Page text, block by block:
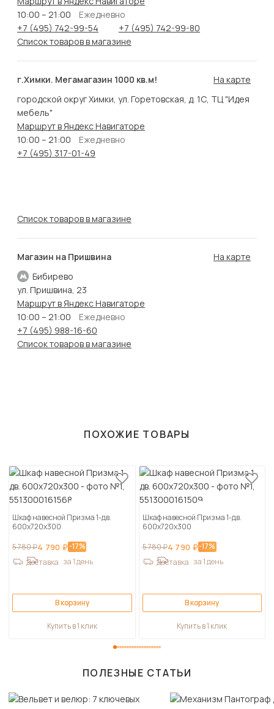
10:00 – 21:00
Ежедневно
+7 (495) 742-99-54
+7 (495) 742-99-80
Список товаров в магазине
г.Химки. Мегамагазин 1000 кв.м!
На карте
городской округ Химки, ул. Горетовская, д. 1С, ТЦ "Идея
мебель"
Маршрут в Яндекс Навигаторе
10:00 – 21:00
Ежедневно
+7 (495) 317-01-49
Список товаров в магазине
Магазин на Пришвина
Бибирево
На карте
ул. Пришвина, 23
Маршрут в Яндекс Навигаторе
10:00 – 21:00
Ежедневно
+7 (495) 988-16-60
Список товаров в магазине
ПОХОЖИЕ ТОВАРЫ
Шкаф навесной Призма 1-дв.
600х720х300
5 780 ₽4 790 ₽-17%
Доставка за 1 день
В корзину
Купить в 1 клик
Шкаф навесной Призма 1-дв.
600х720х300
5 780 ₽4 790 ₽-17%
Доставка за 1 день
В корзину
Купить в 1 клик
ПОЛЕЗНЫЕ СТАТЬИ